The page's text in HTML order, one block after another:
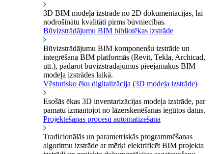
3D BIM modeļa izstrāde no 2D dokumentācijas, lai
nodrošinātu kvalitāti pirms būvniecības.
Būvizstrādājumu BIM bibliotēkas izstrāde
Būvizstrādājumu BIM komponenšu izstrāde un
integrēšana BIM platformās (Revit, Tekla, Archicad,
utt.), padarot būvizstrādājumus pieejamākus BIM
modeļa izstrādes laikā.
Vēsturisko ēku digitalizācija (3D modeļa izstrāde)
Esošās ēkas 3D inventarizācijas modeļa izstrāde, par
pamatu izmantojot no lāzerskenēšanas iegūtos datus.
Projektēšanas procesu automatizēšana
Tradicionālās un parametriskās programmēšanas
algoritmu izstrāde ar mērķi elektrificēt BIM projekta